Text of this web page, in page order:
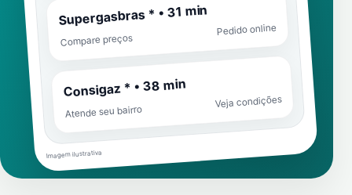
Supergasbras * • 31 min
Compare preços
Pedido online
Consigaz * • 38 min
Atende seu bairro
Veja condições
Imagem ilustrativa